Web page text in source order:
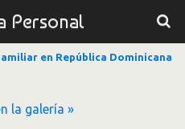
Personal
en República Dominicana
la galería »